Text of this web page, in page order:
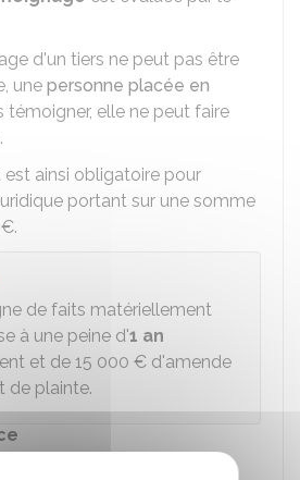
d'un tiers ne peut pas être
une personne placée en
témoigner, elle ne peut faire
ainsi obligatoire pour
portant sur une somme
€.
de faits matériellement
à une peine d'1 an
et de 15 000 € d'amende
de plainte.
être apportés à partir